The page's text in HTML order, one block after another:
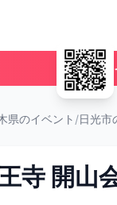
県のイベント /日光市
寺 開山